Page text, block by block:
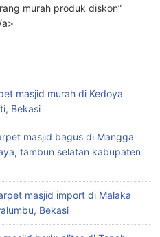
murah produk diskon”
masjid murah di Kedoya
Bekasi
masjid bagus di Mangga
tambun selatan kabupaten
masjid import di Malaka
Bekasi